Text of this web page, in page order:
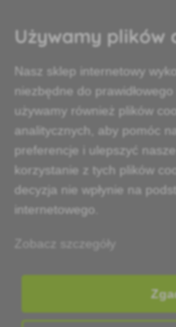
Zawsze służymy
Używamy plików
Nasz sklep internetowy
niezbędne do
używamy również plików
analitycznych, aby pomóc
preferencje i ulepszyć
korzystanie z tych plików
decyzja nie wpłynie na
internetowego.
Zobacz szczegóły